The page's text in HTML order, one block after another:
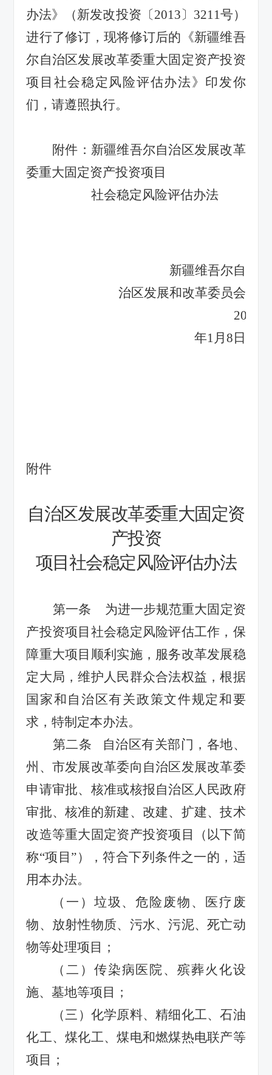
办法》（新发改投资〔2013〕 3211号）
进行了修订，现将修订后的《新疆维吾
尔自治区发展改革委重大固定资产投资
项目社会稳定风险评估办法》印发你
们，请遵照执行。
附件：新疆维吾尔自治区发展改革
委重大固定资产投资项目
社会稳定风险评估办法
新疆维吾尔自
治区发展和改革委员会
2026
年1月 8 日
附件
自治区发展改革委重大固定资
产投资
项目社会稳定风险评估办法
第一条
为进一步规范重大固定资
产投资项目社会稳定风险评估工作，保
障重大项目顺利实施，服务改革发展稳
定大局，维护人民群众合法权益，根据
国家和自治区有关政策文件规定和要
求 ，特制定本办法。
第二条
自治区有关部门 ，各地、
州 、 市发展改革委向自治区发展改革委
申请审批、核准或核报自治区人民政府
审批、核准的新建、改建、扩建、技术
改造等重大固定资产投资项目（ 以下简
称“项目 ”），符合下列条件之一的，适
用本办法。
（一）垃圾、危险废物、医疗废
物、放射性物质、污水、污泥、死亡动
物等处理项目；
（二） 传染病医院、殡葬火化设
施、墓地等项目；
（三） 化学原料、精细化工、石油
化工、煤化工、煤电和燃煤热电联产等
项目；